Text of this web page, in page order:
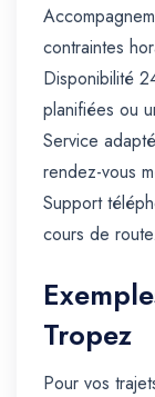
contraintes
Disponibilité
planifiées ou
Service
rendez-vous
Support
cours de route.
Tropez
Pour vos